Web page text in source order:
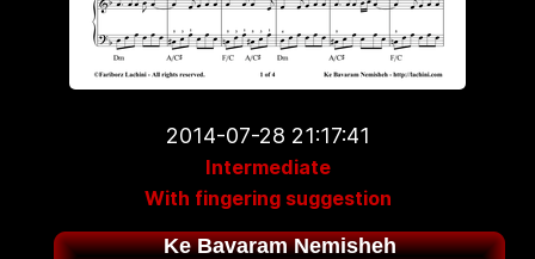
2014-07-28 21:17:41
Intermediate
With fingering suggestion
Ke Bavaram Nemisheh